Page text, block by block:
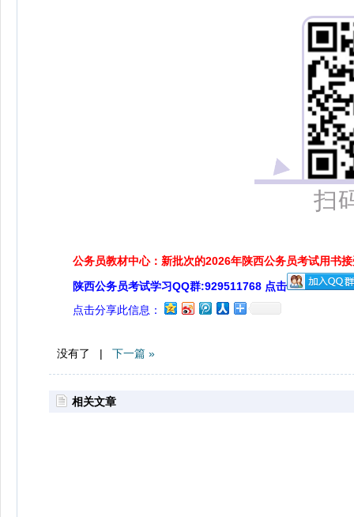
扫
公务员教材中心：新批次的2026年陕西公务员考试用书
陕西公务员考试学习QQ群:929511768 点击
点击分享此信息：
没有了 | 下一篇 »
相关文章